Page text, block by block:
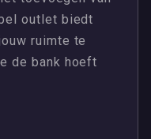
outlet biedt
ruimte te
de bank hoeft